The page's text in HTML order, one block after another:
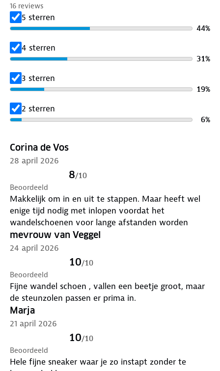
16 reviews
5 sterren
44%
4 sterren
31%
3 sterren
19%
2 sterren
6%
Corina de Vos
28 april 2026
8/10
Beoordeeld
Makkelijk om in en uit te stappen. Maar heeft wel
enige tijd nodig met inlopen voordat het
wandelschoenen voor lange afstanden worden
mevrouw van Veggel
24 april 2026
10/10
Beoordeeld
Fijne wandel schoen , vallen een beetje groot, maar
de steunzolen passen er prima in.
Marja
21 april 2026
10/10
Beoordeeld
Hele fijne sneaker waar je zo instapt zonder te